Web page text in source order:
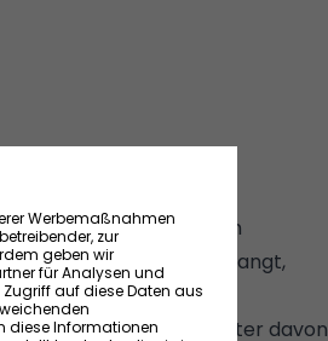
von den Eigentümern
eine Versammlung verlangt,
Fällen darf der Verwalter davon